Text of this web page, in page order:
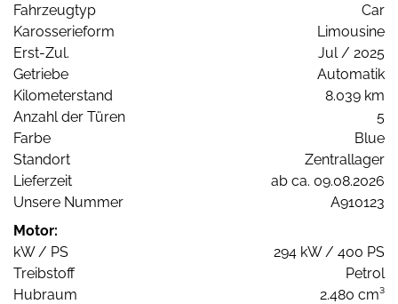
Fahrzeugtyp
Car
Karosserieform
Limousine
Erst-Zul.
Jul / 2025
Getriebe
Automatik
Kilometerstand
8.039 km
Anzahl der Türen
5
Farbe
Blue
Standort
Zentrallager
Lieferzeit
ab ca. 09.08.2026
Unsere Nummer
A910123
Motor:
kW / PS
294 kW / 400 PS
Treibstoff
Petrol
Hubraum
2.480 cm³